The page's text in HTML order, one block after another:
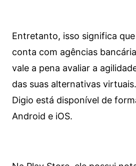
Entretanto, isso significa
conta com agências
vale a pena avaliar a
das suas alternativas
Digio está disponível de
Android e iOS.